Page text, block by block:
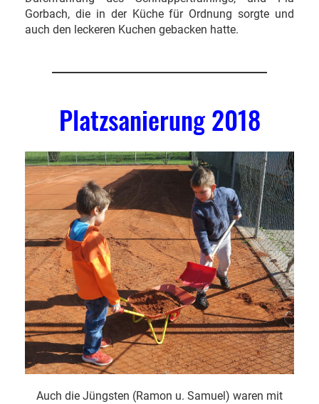
Gorbach, die in der Küche für Ordnung sorgte und
auch den leckeren Kuchen gebacken hatte.
Platzsanierung 2018
Auch die Jüngsten (Ramon u. Samuel) waren mit